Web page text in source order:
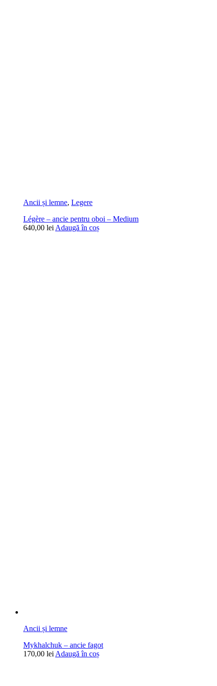
Ancii și lemne, Legere
Légère – ancie pentru oboi – Medium
640,00 lei Adaugă în coș
Ancii și lemne
Mykhalchuk – ancie fagot
170,00 lei Adaugă în coș